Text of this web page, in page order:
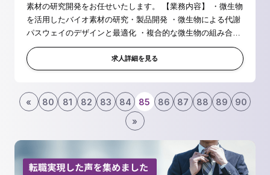
素材の研究開発をお任せいたします。 【業務内容】 ・微生物
を活用したバイオ素材の研究・製品開発 ・微生物による代謝
パスウェイのデザインと最適化 ・複合的な微生物の組み合わ
せによるプロセス設計 ・培養工学的な知見を活用した微生物
培養制御技術の...
求人詳細を見る
« 80 81 82 83 84 85 86 87 88 89
90
»